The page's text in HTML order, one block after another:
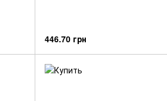
446.70 грн